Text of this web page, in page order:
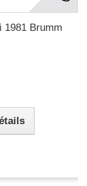
1981 Brumm